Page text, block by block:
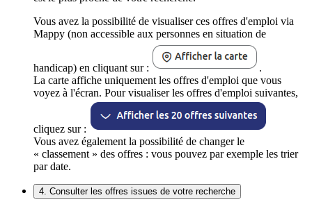
Vous avez la possibilité de visualiser ces offres d'emploi via
Mappy (non accessible aux personnes en situation de
handicap) en cliquant sur :
.
La carte affiche uniquement les offres d'emploi que vous
voyez à l'écran. Pour visualiser les offres d'emploi suivantes,
cliquez sur :
Vous avez également la possibilité de changer le
« classement » des offres : vous pouvez par exemple les trier
par date.
4. Consulter les offres issues de votre recherche